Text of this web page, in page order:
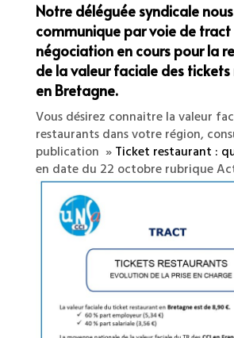
Notre déléguée syndicale nous
communique par voie de tract
négociation en cours pour la
de la valeur faciale des
en Bretagne.
Vous désirez connaitre la valeur
restaurants dans votre région,
publication »Ticket restaurant :
en date du 22 octobre rubrique